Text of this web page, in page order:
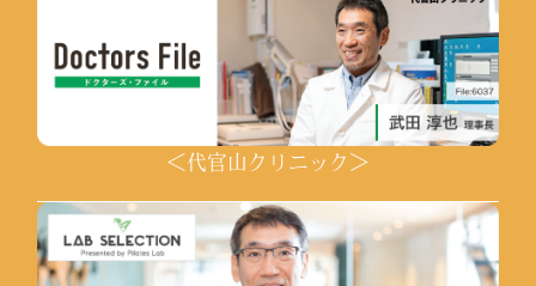
＜代官山クリニック＞